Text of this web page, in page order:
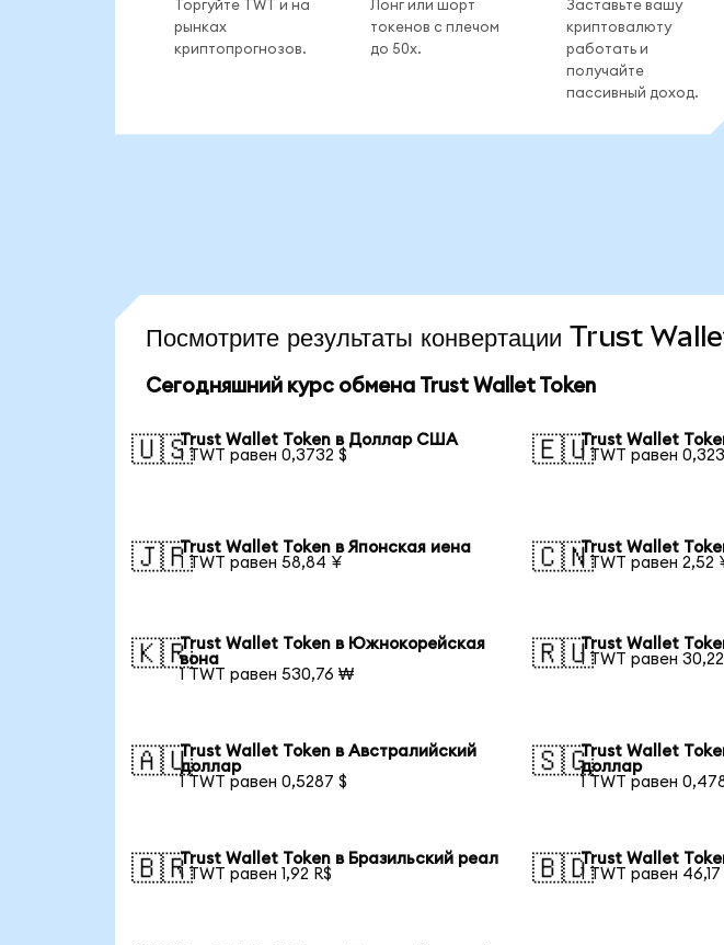
Торгуйте TWT и на
рынках
криптопрогнозов.
Лонг или шорт
токенов с плечом
до 50x.
Заставьте вашу
криптовалюту
работать и
получайте
пассивный доход.
Посмотрите результаты конвертации Trust
Сегодняшний курс обмена Trust Wallet Token
🇺🇸Trust Wallet Token в Доллар США
1 TWT равен 0,3732 $
🇪🇺Trust Wallet
1 TWT равен
🇯🇵Trust Wallet Token в Японская иена
1 TWT равен 58,84 ¥
🇨🇳Trust Wallet
1 TWT равен 2,52
🇰🇷Trust Wallet Token в Южнокорейская
вона
1 TWT равен 530,76 ₩
🇷🇺Trust Wallet
1 TWT равен
🇦🇺Trust Wallet Token в Австралийский
доллар
1 TWT равен 0,5287 $
🇸🇬Trust Wallet
доллар
1 TWT равен
🇧🇷Trust Wallet Token в Бразильский реал
1 TWT равен 1,92 R$
🇧🇩Trust Wallet
1 TWT равен 46,17